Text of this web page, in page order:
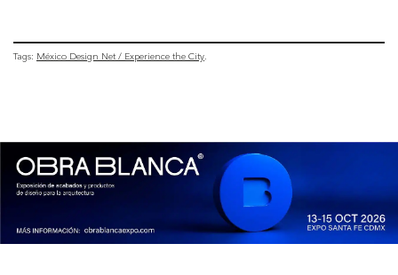
Tags: México Design Net / Experience the City